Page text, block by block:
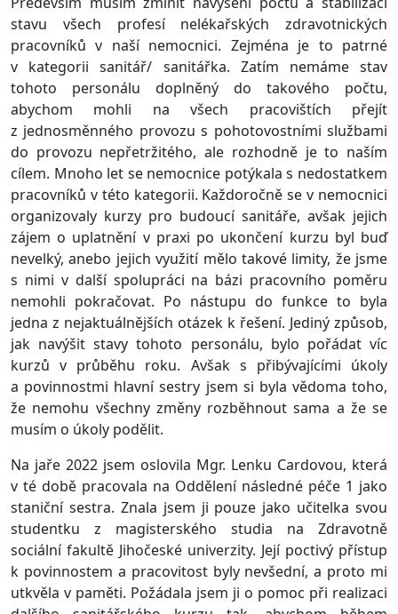
stavu všech profesí nelékařských zdravotnických
pracovníků v naší nemocnici. Zejména je to patrné
v kategorii sanitář/ sanitářka. Zatím nemáme stav
tohoto personálu doplněný do takového počtu,
abychom mohli na všech pracovištích přejít
z jednosměnného provozu s pohotovostními službami
do provozu nepřetržitého, ale rozhodně je to naším
cílem. Mnoho let se nemocnice potýkala s nedostatkem
pracovníků v této kategorii. Každoročně se v nemocnici
organizovaly kurzy pro budoucí sanitáře, avšak jejich
zájem o uplatnění v praxi po ukončení kurzu byl buď
nevelký, anebo jejich využití mělo takové limity, že jsme
s nimi v další spolupráci na bázi pracovního poměru
nemohli pokračovat. Po nástupu do funkce to byla
jedna z nejaktuálnějších otázek k řešení. Jediný způsob,
jak navýšit stavy tohoto personálu, bylo pořádat víc
kurzů v průběhu roku. Avšak s přibývajícími úkoly
a povinnostmi hlavní sestry jsem si byla vědoma toho,
že nemohu všechny změny rozběhnout sama a že se
musím o úkoly podělit.
Na jaře 2022 jsem oslovila Mgr. Lenku Cardovou, která
v té době pracovala na Oddělení následné péče 1 jako
staniční sestra. Znala jsem ji pouze jako učitelka svou
studentku z magisterského studia na Zdravotně
sociální fakultě Jihočeské univerzity. Její poctivý přístup
k povinnostem a pracovitost byly nevšední, a proto mi
utkvěla v paměti. Požádala jsem ji o pomoc při realizaci